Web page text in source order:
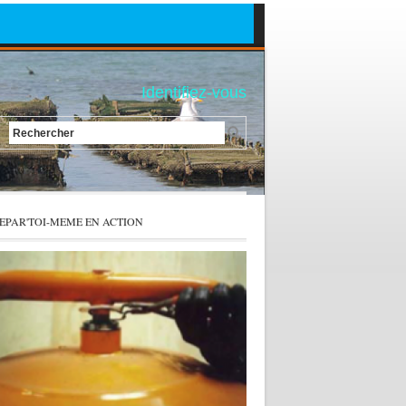
Identifiez-vous
Rechercher
MEME EN ACTION